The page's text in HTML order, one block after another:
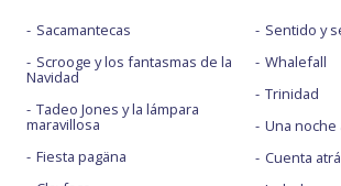
Sacamantecas
Scrooge y los fantasmas de la
Navidad
Tadeo Jones y la lámpara
maravillosa
Fiesta pagäna
Sentido y
Whalefall
Trinidad
Una noche
Cuenta